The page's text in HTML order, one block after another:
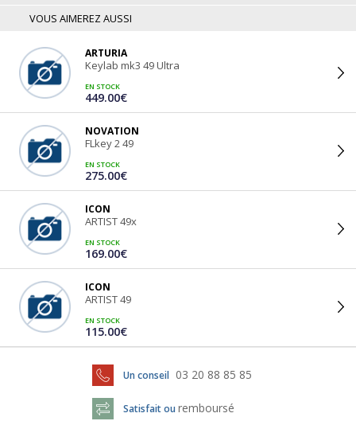
VOUS AIMEREZ AUSSI
ARTURIA
Keylab mk3 49 Ultra
EN STOCK
449.00€
NOVATION
FLkey 2 49
EN STOCK
275.00€
ICON
ARTIST 49x
EN STOCK
169.00€
ICON
ARTIST 49
EN STOCK
115.00€
Un conseil 03 20 88 85 85
Satisfait ou remboursé